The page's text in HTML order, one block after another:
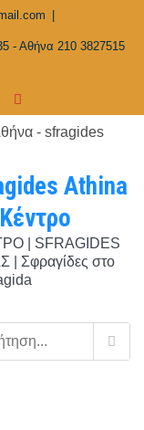
- Αθήνα 210 3827515
Athina
| SFRAGIDES
| Σφραγίδες στο